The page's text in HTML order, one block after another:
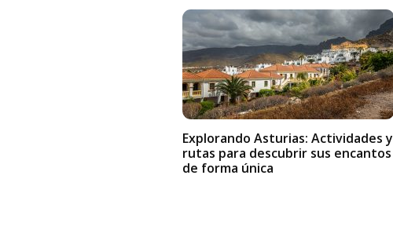
Explorando Asturias: Actividades y
rutas para descubrir sus encantos
de forma única